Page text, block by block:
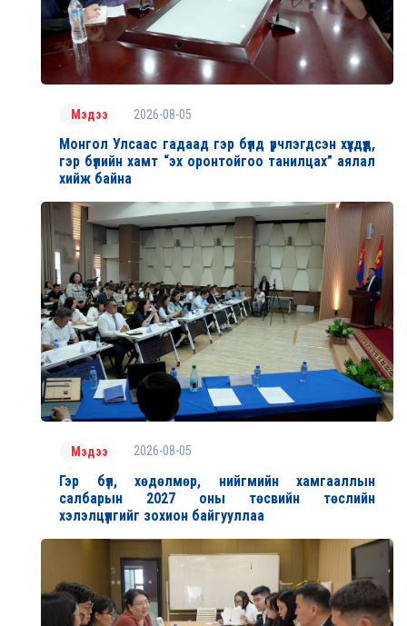
Мэдээ 2026-08-05
Монгол Улсаас гадаад гэр бүлд үрчлэгдсэн хүүхдүүд,
гэр бүлийн хамт “эх оронтойгоо танилцах” аялал
хийж байна
Мэдээ 2026-08-05
Гэр бүл, хөдөлмөр, нийгмийн хамгааллын
салбарын 2027 оны төсвийн төслийн
хэлэлцүүлгийг зохион байгууллаа